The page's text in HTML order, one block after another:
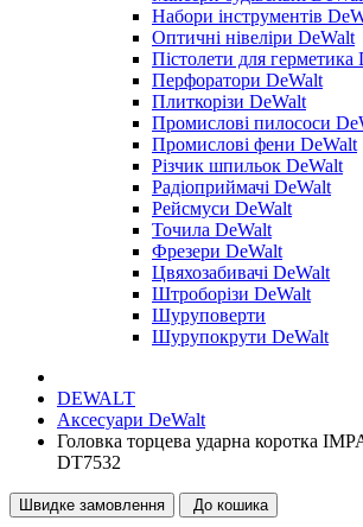
Набори інструментів
Оптичні нівеліри DeWalt
Пістолети для герметика
Перфоратори DeWalt
Плиткорізи DeWalt
Промислові пилососи
Промислові фени DeWalt
Різчик шпильок DeWalt
Радіоприймачі DeWalt
Рейсмуси DeWalt
Точила DeWalt
Фрезери DeWalt
Цвяхозабивачі DeWalt
Штроборізи DeWalt
Шуруповерти
Шурупокрути DeWalt
DEWALT
Аксесуари DeWalt
Головка торцева ударна коротка
DT7532
Швидке замовлення До кошика